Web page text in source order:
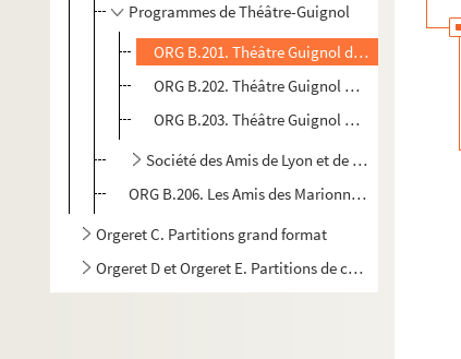
Programmes de Théâtre-Guignol
ORG B.201. Théâtre Guignol du passage de
ORG B.202. Théâtre Guignol Mourguet,
ORG B.203. Théâtre Guignol Mourguet,
Société des Amis de Lyon et de Guignol
ORG B.206. Les Amis des Marionnettes de langue
Orgeret C. Partitions grand format
Orgeret D et Orgeret E. Partitions de chansons, airs